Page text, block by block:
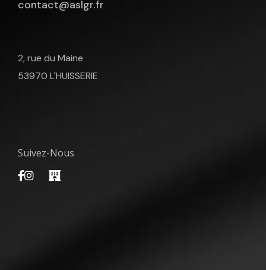
contact@aslgr.fr
2, rue du Maine
53970 L'HUISSERIE
Suivez-Nous
Facebook
Instagram
Mairie